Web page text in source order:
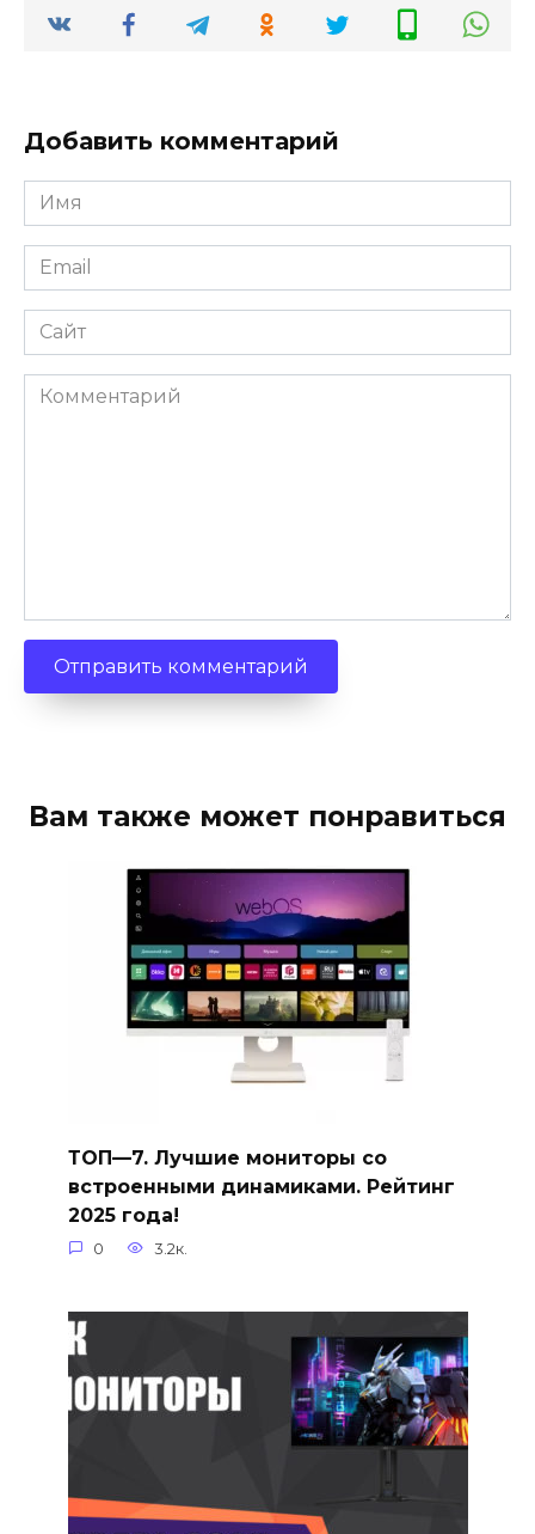
Добавить комментарий
Имя
Email
Сайт
Комментарий
Вам также может понравиться
ТОП—7. Лучшие мониторы со
встроенными динамиками. Рейтинг
2025 года!
0 3.2к.